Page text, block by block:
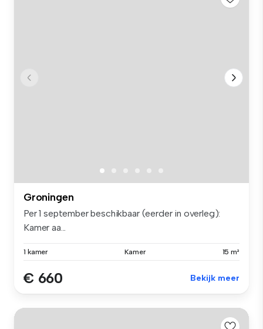
Groningen
Per 1 september beschikbaar (eerder in overleg):
Kamer aa...
1 kamer Kamer 15 m²
€ 660 Bekijk meer